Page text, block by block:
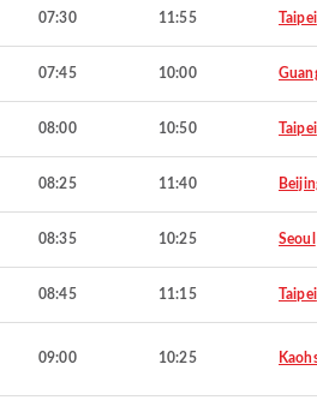
07:30 11:55 Taipei
07:45 10:00
08:00 10:50 Taipei
08:25 11:40
08:35 10:25 Seoul
08:45 11:15 Taipei
09:00 10:25